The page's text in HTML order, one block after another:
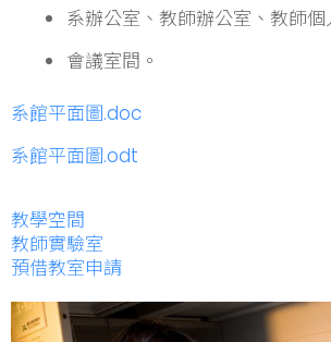
系辦公室、教師辦公室、教師個
會議室間。
系館平面圖.doc
系館平面圖.odt
教學空間
教師實驗室
預借教室申請